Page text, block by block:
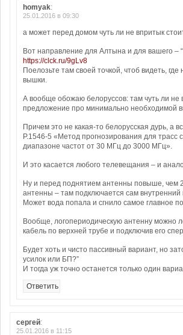
homyak:
25.01.2016 в 09:30
а может перед домом чуть ли не впритык
Вот направление для Алтына и для вашего –
https://clck.ru/9gLv8
Поелозьте там своей точкой, чтоб видеть,
вышки.
А вообще обожаю белоруссов: там чуть ли не
предложение про минимально необходимой
Причем это не какая-то белорусская дурь, а
P.1546-5 «Метод прогнозирования для трасс
диапазоне частот от 30 МГц до 3000 МГц».
И это касается любого телевещания – и
Ну и перед поднятием антенны повыше,
антенны – там подключается сам
Может вода попала и сгнило самое главное
Вообще, логопериодическую антенну можно
кабель по верхней трубе и подключив его
Будет хоть и чисто пассивный вариант, но
усилок или БП?”
И тогда уж точно останется только один
Ответить
сергей:
25.01.2016 в 11:15